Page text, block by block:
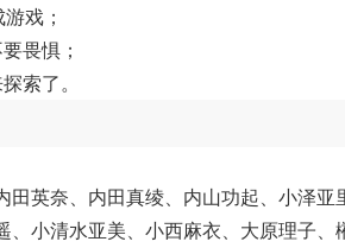
戏；
畏惧；
索了。
英奈、内田真绫、内山功起、小泽亚
小清水亚美、小西麻衣、大原理子、